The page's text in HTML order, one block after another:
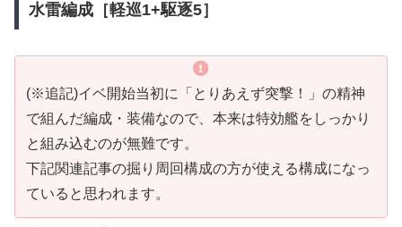
水雷編成［軽巡1+駆逐5］
(※追記)イベ開始当初に「とりあえず突撃！」の精神
で組んだ編成・装備なので、本来は特効艦をしっかり
と組み込むのが無難です。
下記関連記事の掘り周回構成の方が使える構成になっ
ていると思われます。